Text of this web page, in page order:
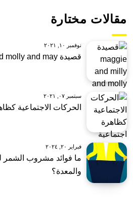
مقالات مختارة
نوفمبر ١٠, ٢٠٢١
قصيدة maggie and milly and molly and may
سبتمبر ٠٧, ٢٠٢١
الحركات الاجتماعية
فبراير ٢٠, ٢٠٢٤
ما فوائد مشروب الشمر
والمعدة؟